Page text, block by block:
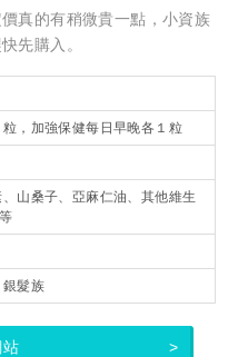
真的有稍微貴一點，小資族
先購入。
，加強保健每日早晚各１粒
山桑子、亞麻仁油、其他維生
銀髮族
站